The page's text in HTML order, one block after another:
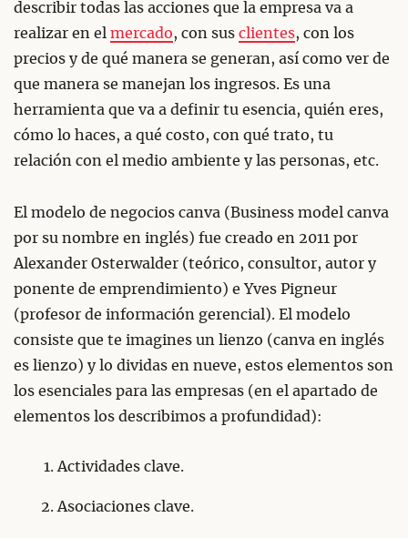
describir todas las acciones que la empresa va a
realizar en el mercado, con sus clientes, con los
precios y de qué manera se generan, así como ver de
que manera se manejan los ingresos. Es una
herramienta que va a definir tu esencia, quién eres,
cómo lo haces, a qué costo, con qué trato, tu
relación con el medio ambiente y las personas, etc.
El modelo de negocios canva (Business model canva
por su nombre en inglés) fue creado en 2011 por
Alexander Osterwalder (teórico, consultor, autor y
ponente de emprendimiento) e Yves Pigneur
(profesor de información gerencial). El modelo
consiste que te imagines un lienzo (canva en inglés
es lienzo) y lo dividas en nueve, estos elementos son
los esenciales para las empresas (en el apartado de
elementos los describimos a profundidad):
Actividades clave.
Asociaciones clave.